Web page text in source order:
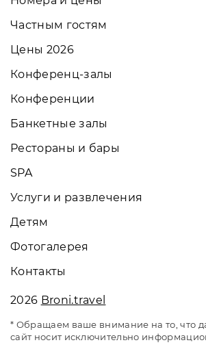
Частным гостям
Цены 2026
Конференц-залы
Конференции
Банкетные залы
Рестораны и бары
SPA
Услуги и развлечения
Детям
Фотогалерея
Контакты
2026 Broni.travel
* Обращаем ваше внимание на то, что
сайт носит исключительно